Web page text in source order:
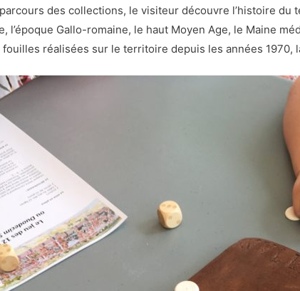
des collections, le visiteur découvre l’histoire
l’époque Gallo-romaine, le haut Moyen Age, le Maine
fouilles réalisées sur le territoire depuis les années